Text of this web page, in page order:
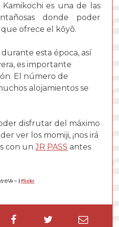
es una de las
donde poder
ofrece el kōyō.
durante esta época, así
es importante
El número de
alojamientos se
disfrutar del máximo
ver los momiji, ¡nos irá
con unJR PASS antes
かがみ～ |Flickr
FacebookTwitterEnviar